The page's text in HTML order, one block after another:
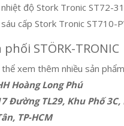
nhiệt độ Stork Tronic ST72-
sáu cấp Stork Tronic
phối STÖRK-
xem thêm nhiều sản
Hoàng Long Phú
Đường TL29, Khu Phố
TP-HCM